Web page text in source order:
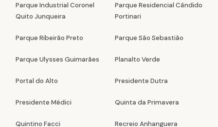
Parque Industrial Coronel
Quito Junqueira
Parque Residencial Cândido
Portinari
Parque Ribeirão Preto Parque São Sebastião
Parque Ulysses Guimarães Planalto Verde
Portal do Alto Presidente Dutra
Presidente Médici Quinta da Primavera
Quintino Facci Recreio Anhanguera